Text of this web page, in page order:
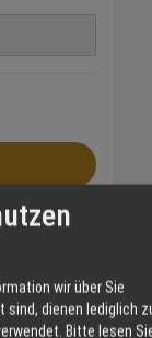
wir über Sie
sind, dienen lediglich
Bitte lesen